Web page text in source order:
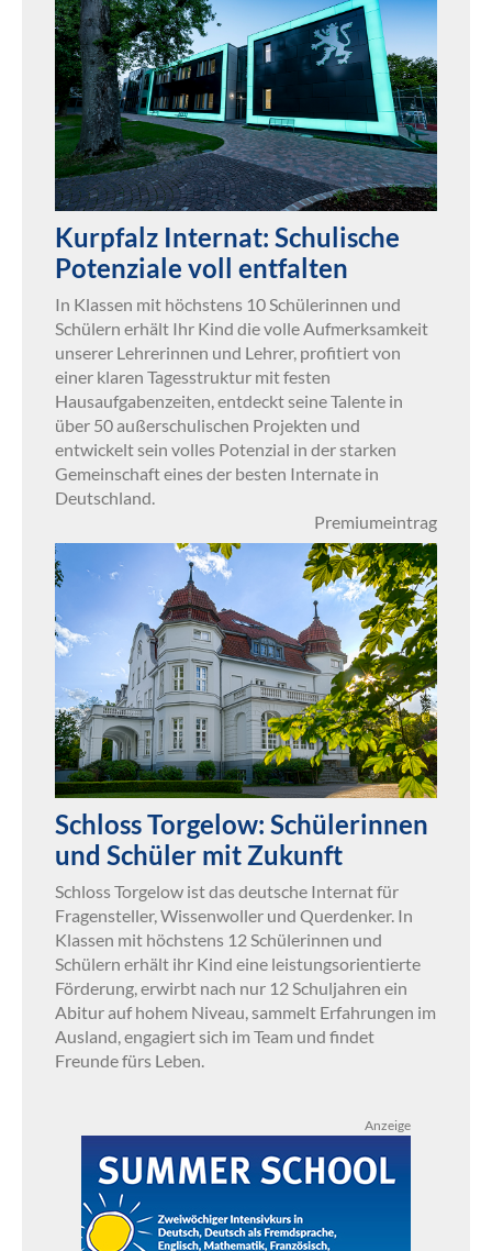
Kurpfalz Internat: Schulische
Potenziale voll entfalten
In Klassen mit höchstens 10 Schülerinnen und
Schülern erhält Ihr Kind die volle Aufmerksamkeit
unserer Lehrerinnen und Lehrer, profitiert von
einer klaren Tagesstruktur mit festen
Hausaufgabenzeiten, entdeckt seine Talente in
über 50 außerschulischen Projekten und
entwickelt sein volles Potenzial in der starken
Gemeinschaft eines der besten Internate in
Deutschland.
Premiumeintrag
Schloss Torgelow: Schülerinnen
und Schüler mit Zukunft
Schloss Torgelow ist das deutsche Internat für
Fragensteller, Wissenwoller und Querdenker. In
Klassen mit höchstens 12 Schülerinnen und
Schülern erhält ihr Kind eine leistungsorientierte
Förderung, erwirbt nach nur 12 Schuljahren ein
Abitur auf hohem Niveau, sammelt Erfahrungen im
Ausland, engagiert sich im Team und findet
Freunde fürs Leben.
Anzeige